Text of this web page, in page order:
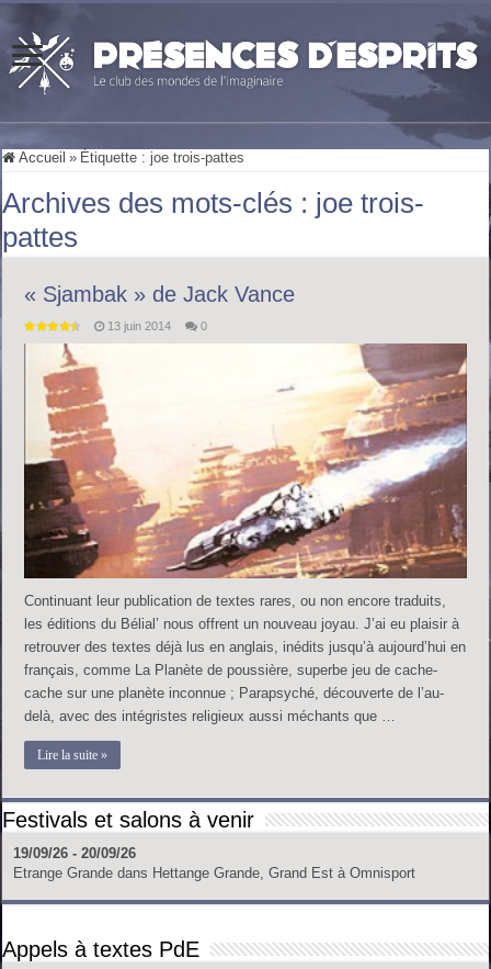
Accueil » Étiquette : joe trois-pattes
Archives des mots-clés : joe trois-
pattes
« Sjambak » de Jack Vance
13 juin 2014 0
Continuant leur publication de textes rares, ou non encore traduits,
les éditions du Bélial’ nous offrent un nouveau joyau. J’ai eu plaisir à
retrouver des textes déjà lus en anglais, inédits jusqu’à aujourd’hui en
français, comme La Planète de poussière, superbe jeu de cache-
cache sur une planète inconnue ; Parapsyché, découverte de l’au-
delà, avec des intégristes religieux aussi méchants que …
Lire la suite »
Festivals et salons à venir
19/09/26 - 20/09/26
Etrange Grande dans Hettange Grande, Grand Est à Omnisport
Appels à textes PdE